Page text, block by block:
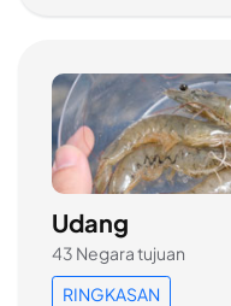
Udang
43 Negara tujuan
RINGKASAN